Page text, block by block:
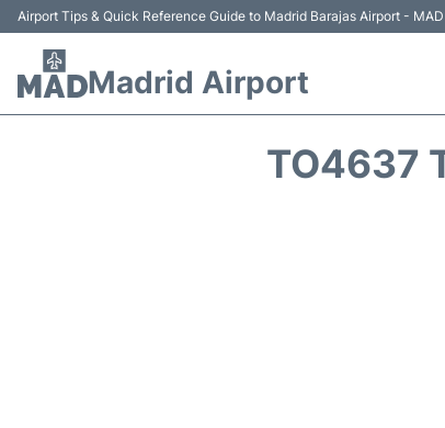
Airport Tips & Quick Reference Guide to Madrid Barajas Airport - MAD
Madrid Airport
TO4637